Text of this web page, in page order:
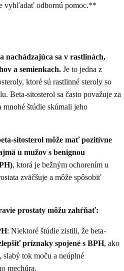
vyhľadať odbornú pomoc.**
nachádzajúca sa v rastlinách,
a semienkach. Je to jedna z
ktoré sú rastlinné steroly so
Beta-sitosterol sa často považuje za
mnohé štúdie skúmali jeho
sitosterol môže mať pozitívne
u mužov s benignou
, ktorá je bežným ochorením u
zväčšuje a môže spôsobiť
prostaty môžu zahŕňať:
: Niektoré štúdie zistili, že beta-
príznaky spojené s BPH, ako
tok moču a neúplné
mechúra.